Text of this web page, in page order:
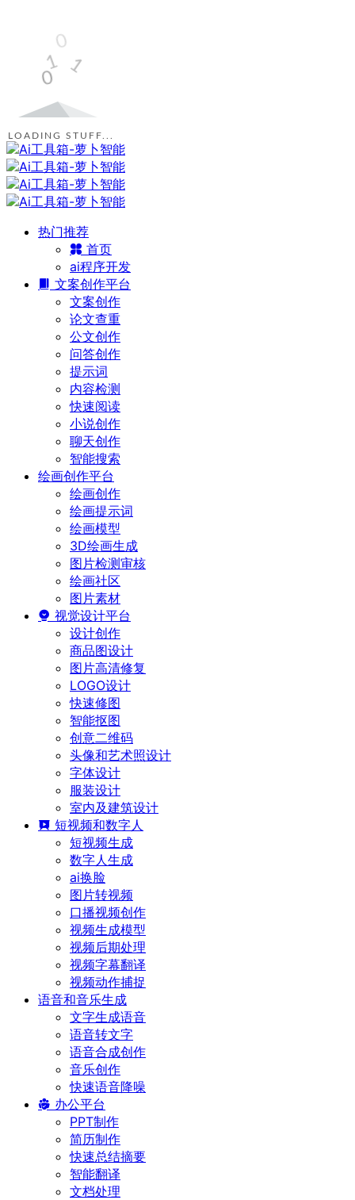
LOADING STUFF...
热门推荐
首页
ai程序开发
文案创作平台
文案创作
论文查重
公文创作
问答创作
提示词
内容检测
快速阅读
小说创作
聊天创作
智能搜索
绘画创作平台
绘画创作
绘画提示词
绘画模型
3D绘画生成
图片检测审核
绘画社区
图片素材
视觉设计平台
设计创作
商品图设计
图片高清修复
LOGO设计
快速修图
智能抠图
创意二维码
头像和艺术照设计
字体设计
服装设计
室内及建筑设计
短视频和数字人
短视频生成
数字人生成
ai换脸
图片转视频
口播视频创作
视频生成模型
视频后期处理
视频字幕翻译
视频动作捕捉
语音和音乐生成
文字生成语音
语音转文字
语音合成创作
音乐创作
快速语音降噪
办公平台
PPT制作
简历制作
快速总结摘要
智能翻译
文档处理